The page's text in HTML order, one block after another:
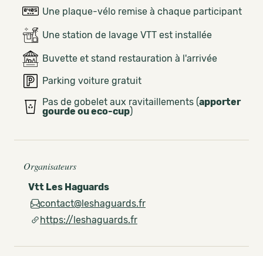
Une plaque-vélo remise à chaque participant
Une station de lavage VTT est installée
Buvette et stand restauration à l'arrivée
Parking voiture gratuit
Pas de gobelet aux ravitaillements (apporter
gourde ou eco-cup)
Organisateurs
Vtt Les Haguards
contact@leshaguards.fr
https://leshaguards.fr